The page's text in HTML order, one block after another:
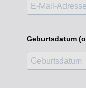
Geburtsdatum